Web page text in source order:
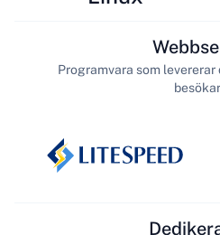
Programvara som